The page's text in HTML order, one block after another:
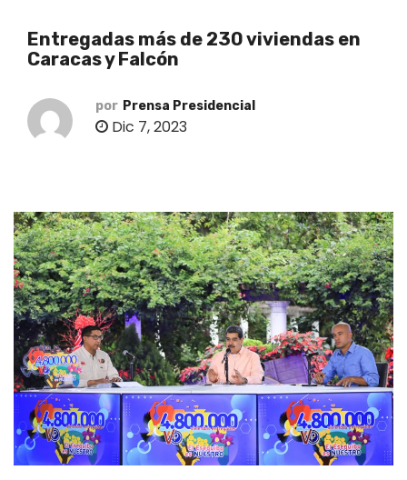
Entregadas más de 230 viviendas en
Caracas y Falcón
por Prensa Presidencial
Dic 7, 2023